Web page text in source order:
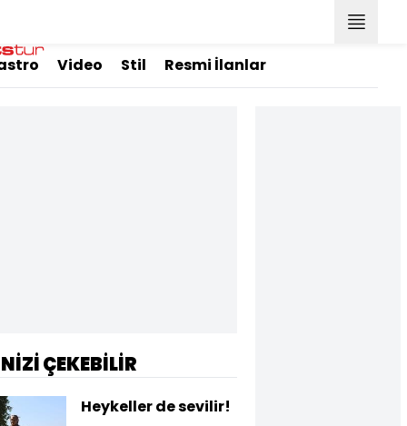
Video Stil Resmi İlanlar
ÇEKEBİLİR
Heykeller de sevilir!